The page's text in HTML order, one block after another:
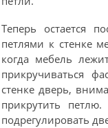
Теперь остается
петлями к стенке
когда мебель
прикручиваться
стенке дверь,
прикрутить
подрегулировать